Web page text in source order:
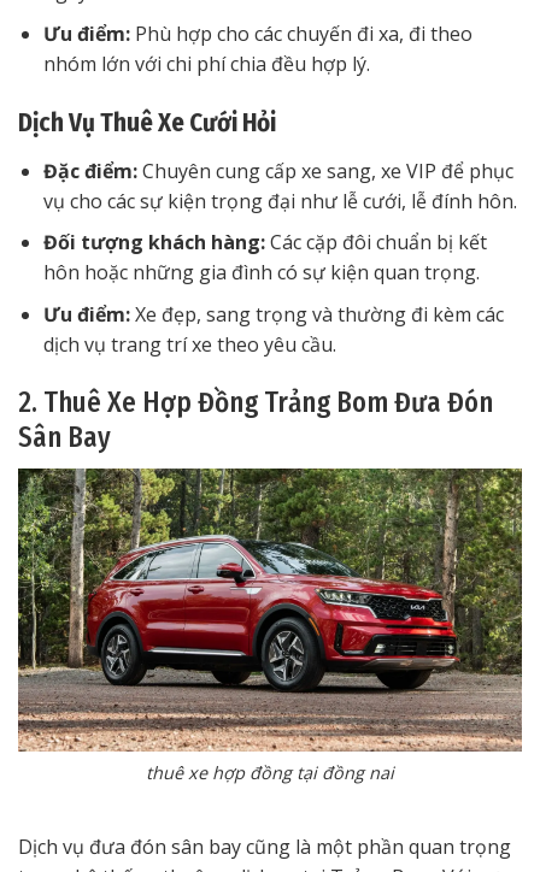
Ưu điểm:Phù hợp cho các chuyến đi xa, đi theo
nhóm lớn với chi phí chia đều hợp lý.
Dịch Vụ Thuê Xe Cưới Hỏi
Đặc điểm:Chuyên cung cấp xe sang, xe VIP để phục
vụ cho các sự kiện trọng đại như lễ cưới, lễ đính hôn.
Đối tượng khách hàng:Các cặp đôi chuẩn bị kết
hôn hoặc những gia đình có sự kiện quan trọng.
Ưu điểm:Xe đẹp, sang trọng và thường đi kèm các
dịch vụ trang trí xe theo yêu cầu.
2. Thuê Xe Hợp Đồng Trảng Bom Đưa Đón
Sân Bay
thuê xe hợp đồng tại đồng nai
Dịch vụ đưa đón sân bay cũng là một phần quan trọng